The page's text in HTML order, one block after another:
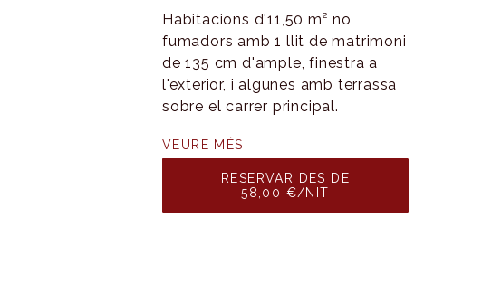
Habitacions d'11,50 m² no
fumadors amb 1 llit de matrimoni
de 135 cm d'ample, finestra a
l'exterior, i algunes amb terrassa
sobre el carrer principal.
VEURE MÉS
RESERVAR DES DE
58,00 €/NIT